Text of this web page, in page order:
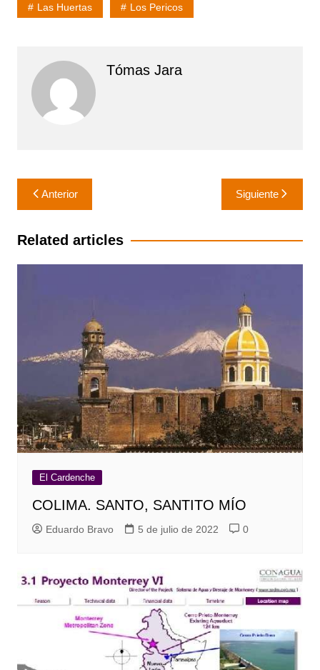
Las Huertas Los Pericos
Tómas Jara
Navegación
de
entradas
Anterior Siguiente
Related articles
El Cardenche
COLIMA. SANTO, SANTITO MÍO
Eduardo Bravo 5 de julio de 2022 0